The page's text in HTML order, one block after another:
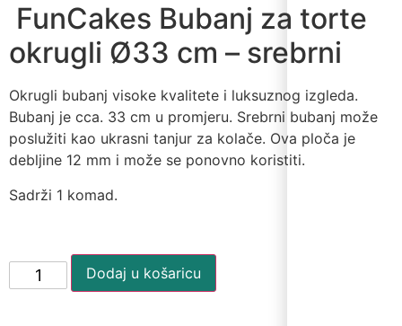
FunCakes Bubanj za torte
okrugli Ø33 cm – srebrni
Okrugli bubanj visoke kvalitete i luksuznog izgleda.
Bubanj je cca. 33 cm u promjeru. Srebrni bubanj može
poslužiti kao ukrasni tanjur za kolače. Ova ploča je
debljine 12 mm i može se ponovno koristiti.
Sadrži 1 komad.
Dodaj u košaricu